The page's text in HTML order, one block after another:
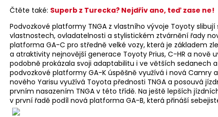
Čtěte také: Superb z Turecka? Nejdřív ano, teď zase ne!
Podvozkové platformy TNGA z vlastního vývoje Toyoty
vlastnostech, ovladatelnosti a stylistickém ztvárnění řady
platforma GA-C pro středně velké vozy, která je základem
a atraktivity nejnovější generace Toyoty Prius, C-HR a nově
podobně prokázala svoji adaptabilitu i ve větších sedanech
podvozkové platformy GA-K úspěšně využívá i nová Camry
nového Yarisu využívá Toyota přednosti TNGA a posouvá
prvním nasazením TNGA v této třídě. Na ještě lepších
v první řadě podíl nová platforma GA-B, která přináší